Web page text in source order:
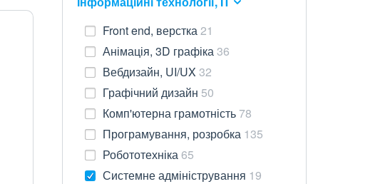
Front end, верстка21
Анімація, 3D графіка36
Вебдизайн, UI/UX 32
Графічний дизайн 50
Комп'ютерна грамотність 78
Програмування, розробка 135
Робототехніка 65
Системне адміністрування 19